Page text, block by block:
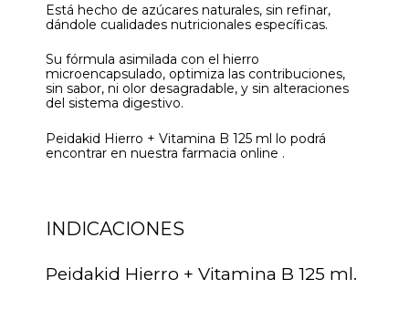
Está hecho de azúcares naturales, sin refinar,
dándole cualidades nutricionales específicas.
Su fórmula asimilada con el hierro
microencapsulado, optimiza las contribuciones,
sin sabor, ni olor desagradable, y sin alteraciones
del sistema digestivo.
Peidakid Hierro + Vitamina B 125 ml lo podrá
encontrar en nuestra farmacia online .
INDICACIONES
Peidakid Hierro + Vitamina B 125 ml.